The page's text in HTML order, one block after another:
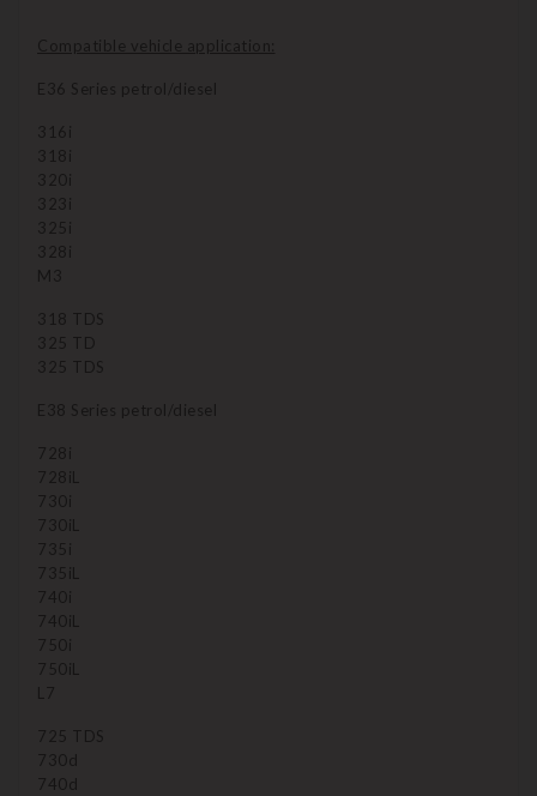
Compatible vehicle application:
E36 Series petrol/diesel
316i
318i
320i
323i
325i
328i
M3
318 TDS
325 TD
325 TDS
E38 Series petrol/diesel
728i
728iL
730i
730iL
735i
735iL
740i
740iL
750i
750iL
L7
725 TDS
730d
740d